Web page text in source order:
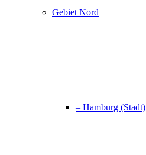
Gebiet Nord
– Hamburg (Stadt)